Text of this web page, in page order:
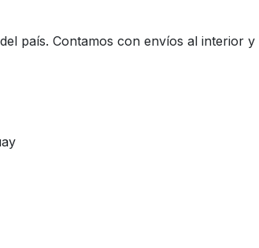
país. Contamos con envíos al interior y